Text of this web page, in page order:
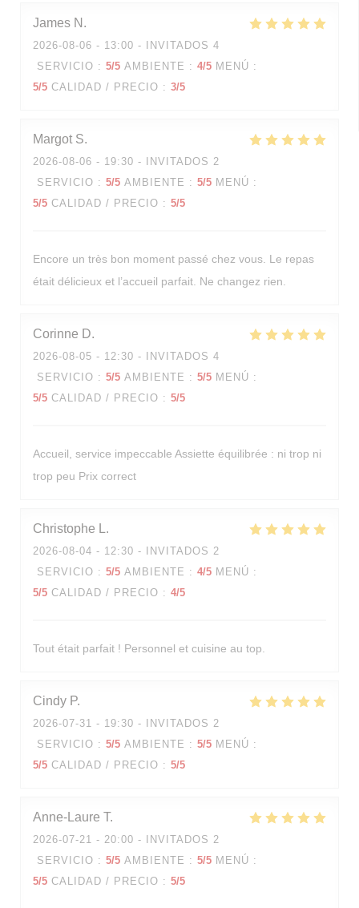
James N
2026-08-06 - 13:00 - INVITADOS 4
SERVICIO : 5/5 AMBIENTE : 4/5 MENÚ :
5/5 CALIDAD / PRECIO : 3/5
Margot S
2026-08-06 - 19:30 - INVITADOS 2
SERVICIO : 5/5 AMBIENTE : 5/5 MENÚ :
5/5 CALIDAD / PRECIO : 5/5
Encore un très bon moment passé chez vous. Le repas
était délicieux et l’accueil parfait. Ne changez rien.
Corinne D
2026-08-05 - 12:30 - INVITADOS 4
SERVICIO : 5/5 AMBIENTE : 5/5 MENÚ :
5/5 CALIDAD / PRECIO : 5/5
Accueil, service impeccable Assiette équilibrée : ni trop ni
trop peu Prix correct
Christophe L
2026-08-04 - 12:30 - INVITADOS 2
SERVICIO : 5/5 AMBIENTE : 4/5 MENÚ :
5/5 CALIDAD / PRECIO : 4/5
Tout était parfait ! Personnel et cuisine au top.
Cindy P
2026-07-31 - 19:30 - INVITADOS 2
SERVICIO : 5/5 AMBIENTE : 5/5 MENÚ :
5/5 CALIDAD / PRECIO : 5/5
Anne-Laure T
2026-07-21 - 20:00 - INVITADOS 2
SERVICIO : 5/5 AMBIENTE : 5/5 MENÚ :
5/5 CALIDAD / PRECIO : 5/5